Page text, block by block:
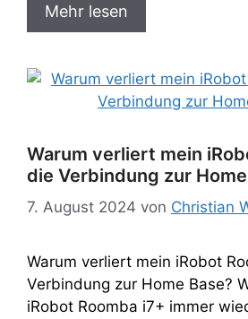
Mehr lesen
Warum verliert mein
die Verbindung zur
7. August 2024 von Christian
Warum verliert mein iRobot
Verbindung zur Home Base?
iRobot Roomba i7+ immer